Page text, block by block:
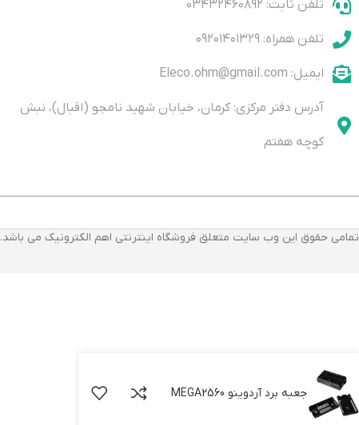
تلفن ثابت: ۰۳۴۳۲۴۶۰۸۹۲
تلفن همراه: ۰۹۲۰۱۴۰۱۳۲۹
ایمیل: Eleco.ohm@gmail.com
آدرس دفتر مرکزی: کرمان، خیابان شهید نامجو (اقبال)، نبش
کوچه هفتم
تمامی حقوق این وب سایت متعلق فروشگاه اینترنتی اهم الکترونیک می باشد.
جعبه برد آردوینو MEGA2560